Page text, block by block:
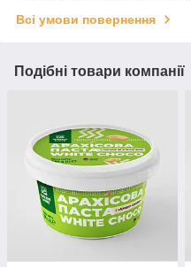
Всі умови повернення
Подібні товари компанії